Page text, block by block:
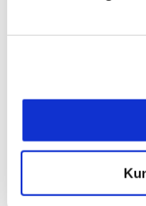
det
Ansvar
på
kvinner.